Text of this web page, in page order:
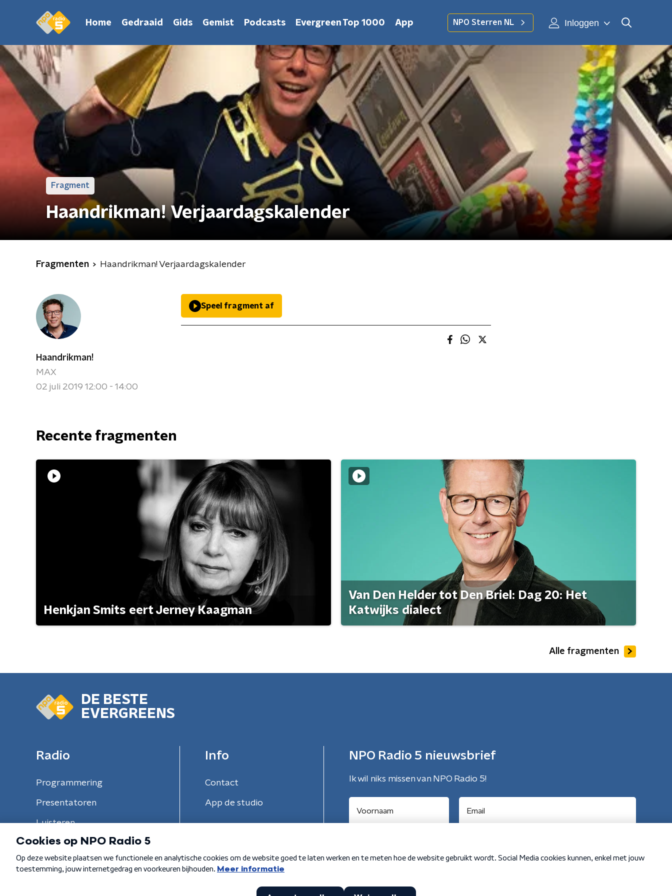
Home Gedraaid Gids Gemist Podcasts Evergreen Top 1000 App NPO Sterren NL Inloggen
Fragment
Haandrikman! Verjaardagskalender
Fragmenten Haandrikman! Verjaardagskalender
Haandrikman!
MAX
02 juli 2019 12:00 - 14:00
Speel fragment af
Recente fragmenten
Henkjan Smits eert Jerney Kaagman
Van Den Helder tot Den Briel: Dag 20: Het
Katwijks dialect
Alle fragmenten
DE BESTE
EVERGREENS
Radio
Programmering
Presentatoren
Luisteren
Info
Contact
App de studio
NPO Radio 5 nieuwsbrief
Ik wil niks missen van NPO Radio 5!
Algemene voorwaarden Privacybeleid